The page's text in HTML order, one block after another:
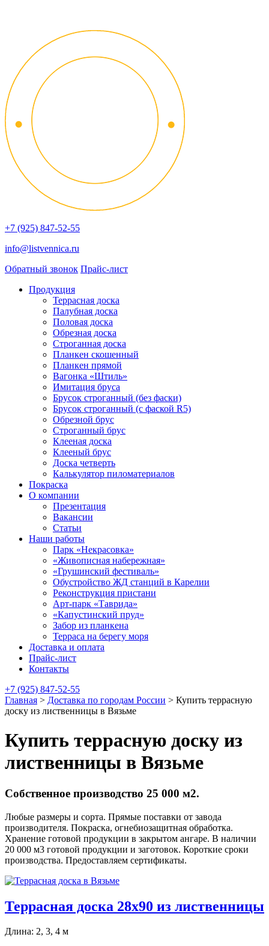
+7 (925) 847-52-55
info@listvennica.ru
Обратный звонок Прайс-лист
Продукция
Террасная доска
Палубная доска
Половая доска
Обрезная доска
Строганная доска
Планкен скошенный
Планкен прямой
Вагонка «Штиль»
Имитация бруса
Брусок строганный (без фаски)
Брусок строганный (с фаской R5)
Обрезной брус
Строганный брус
Клееная доска
Клееный брус
Доска четверть
Калькулятор пиломатериалов
Покраска
О компании
Презентация
Вакансии
Статьи
Наши работы
Парк «Некрасовка»
«Живописная набережная»
«Грушинский фестиваль»
Обустройство ЖД станций в Карелии
Реконструкция пристани
Арт-парк «Таврида»
«Капустинский пруд»
Забор из планкена
Терраса на берегу моря
Доставка и оплата
Прайс-лист
Контакты
+7 (925) 847-52-55
Главная > Доставка по городам России > Купить террасную
доску из лиственницы в Вязьме
Купить террасную доску из
лиственницы в Вязьме
Собственное производство 25 000 м2.
Любые размеры и сорта. Прямые поставки от завода
производителя. Покраска, огнебиозащитная обработка.
Хранение готовой продукции в закрытом ангаре. В наличии
20 000 м3 готовой продукции и заготовок. Короткие сроки
производства. Предоставляем сертификаты.
Террасная доска 28х90 из лиственницы
Длина: 2, 3, 4 м